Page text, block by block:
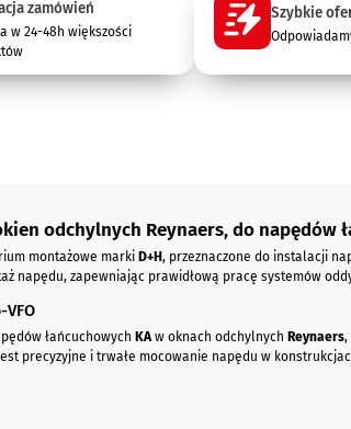
zamówień
w 24-48h większości
Szybkie
odchylnych Reynaers, do napędów
montażowe marki D+H, przeznaczone do instalacji
napędu, zapewniając prawidłową pracę systemów
łańcuchowych KAw oknach odchylnych Reynaers,
precyzyjne i trwałe mocowanie napędu w